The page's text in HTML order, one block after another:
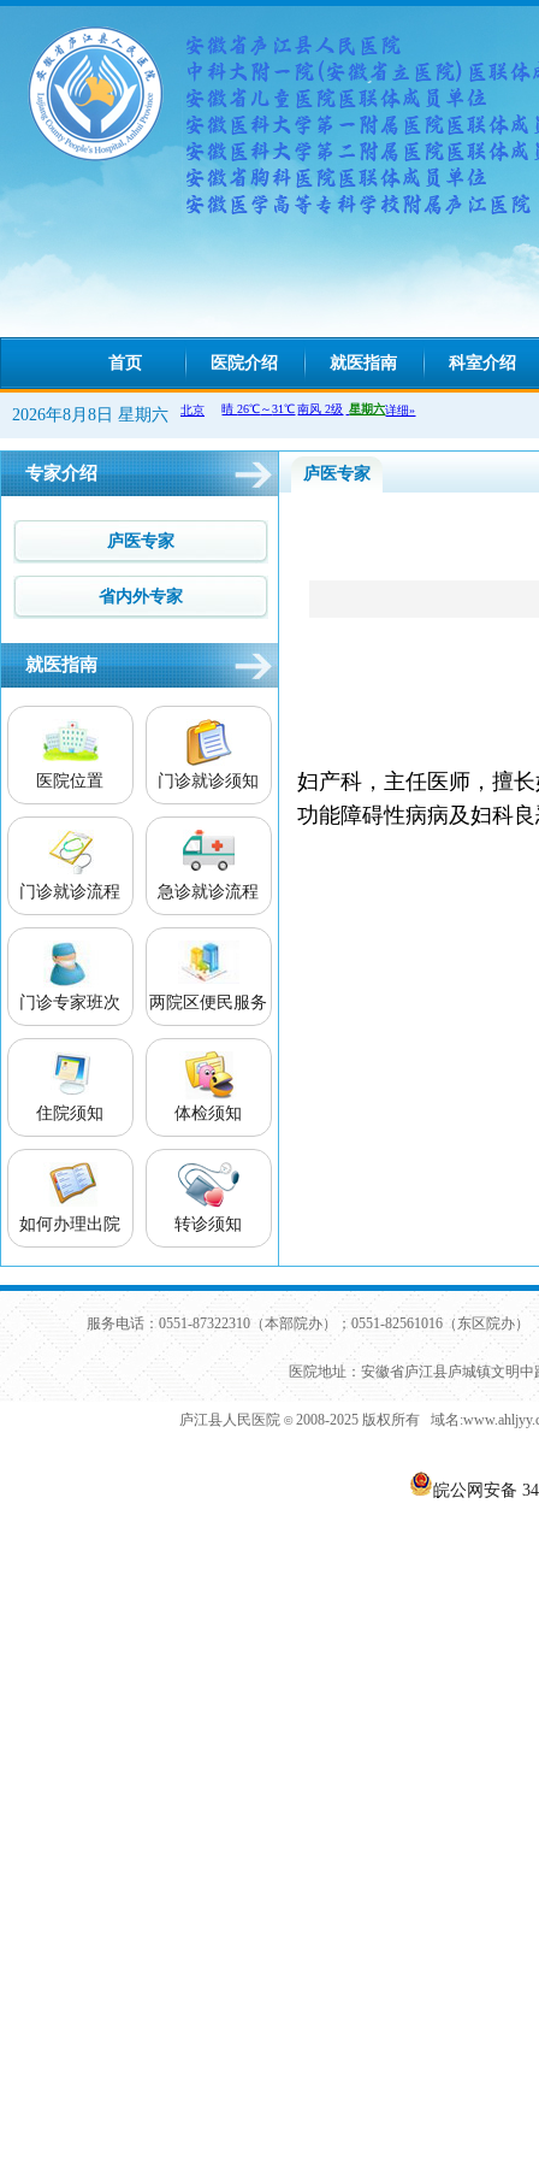
首页 医院介绍 就医指南 科室介绍
2026年8月8日 星期六
专家介绍
庐医专家
省内外专家
就医指南
医院位置 门诊就诊须知
门诊就诊流程 急诊就诊流程
门诊专家班次 两院区便民服务
住院须知 体检须知
如何办理出院 转诊须知
庐医专家
妇产科，主任医师，擅
功能障碍性病病及妇科
服务电话：0551-87322310（本部院办）；0551-82561016（东区院办
医院地址：安徽省庐江县庐城镇文明
庐江县人民医院 © 2008-2025 版权所有 域名
皖公网安备